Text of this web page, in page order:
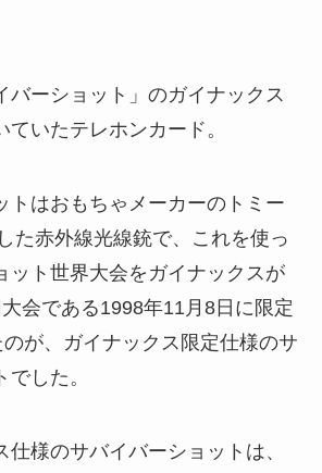
バーショット」のガイナックス
ていたテレホンカード。
トはおもちゃメーカーのトミー
た赤外線光線銃で、これを使っ
ット世界大会をガイナックスが
会である1998年11月8日に限定
が、ガイナックス限定仕様のサ
した。
仕様のサバイバーショットは、